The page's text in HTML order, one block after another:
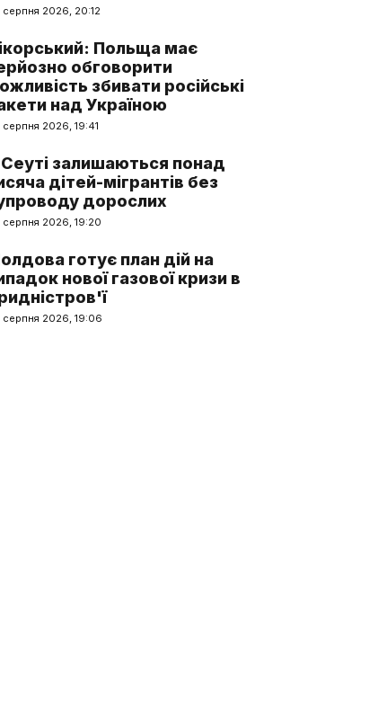
2026, 20:12
Польща має
обговорити
збивати російські
над Україною
2026, 19:41
залишаються понад
дітей-мігрантів без
дорослих
2026, 19:20
готує план дій на
нової газової кризи в
серпня 2026, 19:06